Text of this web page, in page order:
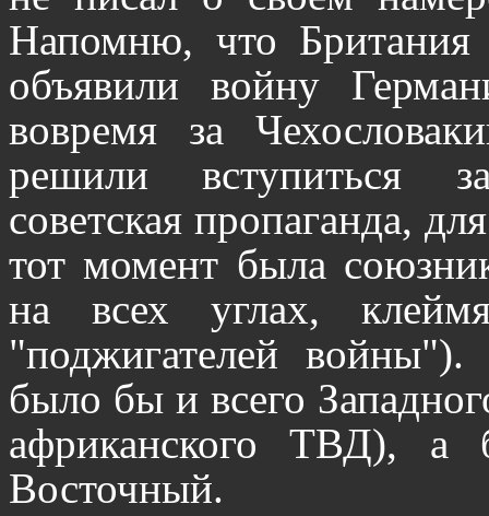
Напомню, что
объявили войну
вовремя за
решили вступиться
советская пропаганда,
тот момент была
на всех углах, клеймя
"поджигателей
было бы и всего
африканского ТВД),
Восточный.